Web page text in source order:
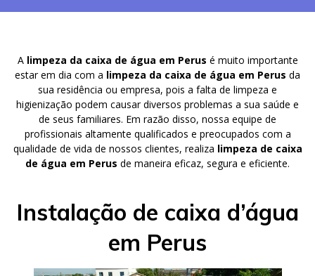
A limpeza da caixa de água em Perus é muito importante
estar em dia com a limpeza da caixa de água em Perus da
sua residência ou empresa, pois a falta de limpeza e
higienização podem causar diversos problemas a sua saúde e
de seus familiares. Em razão disso, nossa equipe de
profissionais altamente qualificados e preocupados com a
qualidade de vida de nossos clientes, realiza limpeza de caixa
de água em Perus de maneira eficaz, segura e eficiente.
Instalação de caixa d’água
em Perus